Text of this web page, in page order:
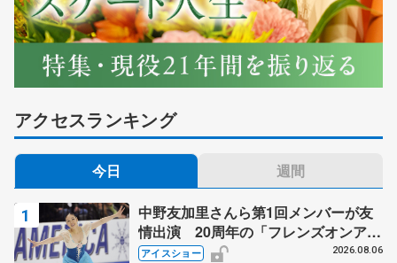
アクセスランキング
今日 週間
中野友加里さんら第1回メンバーが友
情出演 20周年の「フレンズオンアイ
ス」 宮本賢二さん、有川梨絵さん、
アイスショー 2026.08.06